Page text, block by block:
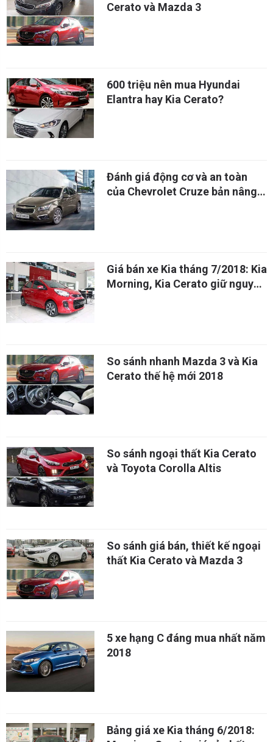
Cerato và Mazda 3
600 triệu nên mua Hyundai
Elantra hay Kia Cerato?
Đánh giá động cơ và an toàn
của Chevrolet Cruze bản nâng
Giá bán xe Kia tháng 7/2018: Kia
Morning, Kia Cerato giữ nguyên
So sánh nhanh Mazda 3 và Kia
Cerato thế hệ mới 2018
So sánh ngoại thất Kia Cerato
và Toyota Corolla Altis
So sánh giá bán, thiết kế ngoại
thất Kia Cerato và Mazda 3
5 xe hạng C đáng mua nhất năm
2018
Bảng giá xe Kia tháng 6/2018: